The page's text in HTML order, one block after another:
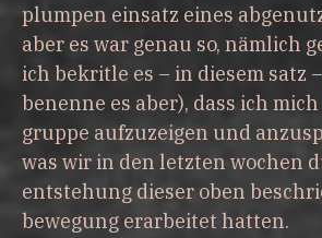
plumpen einsatz eines
aber es war genau so, nämlich
ich bekritle es – in diesem satz
benenne es aber), dass ich
gruppe aufzuzeigen und
was wir in den letzten wochen
entstehung dieser oben
bewegung erarbeitet hatten.